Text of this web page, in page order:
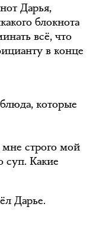
Дарья,
блокнота
всё, что
в конце
которые
строго мой
суп. Какие
Дарье.